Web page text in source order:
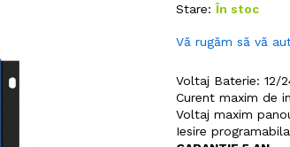
Stare: În stoc
Vă rugăm să vă
Voltaj Baterie: 12/
Curent maxim de
Voltaj maxim
Iesire